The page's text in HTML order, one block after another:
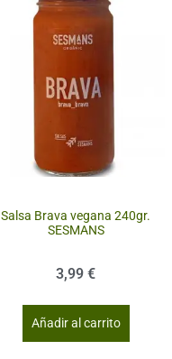
Salsa Brava vegana 240gr.
SESMANS
3,99 €
Añadir al carrito